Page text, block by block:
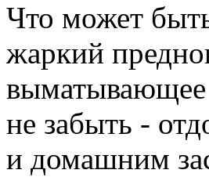
Что может
жаркий
выматывающее
не забыть -
и домашним